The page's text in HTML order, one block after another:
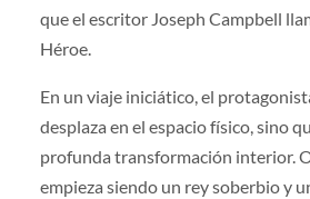
que el escritor Joseph Campbell
Héroe.
En un viaje iniciático, el
desplaza en el espacio físico, sino
profunda transformación interior.
empieza siendo un rey soberbio y